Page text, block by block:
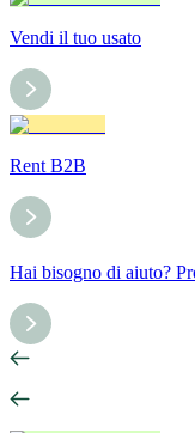
Vendi il tuo usato
Rent B2B
Hai bisogno di aiuto?